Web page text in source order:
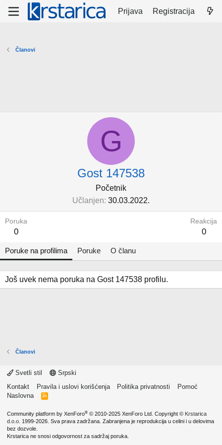
Prijava Registracija
Članovi
G
Gost 147538
Početnik
Učlanjen 30.03.2022.
Poruka
0
Reakcija
0
Poruke na profilima Poruke O članu
Još uvek nema poruka na Gost 147538 profilu.
Članovi
Svetli stil
Srpski
Kontakt
Pravila i uslovi korišćenja Politika privatnosti
Pomoć
Naslovna
R
Community platform by XenForo® © 2010-2025 XenForo Ltd. Copyright © Krstarica
d.o.o. 1999-2026. Sva prava zadržana. Zabranjena je reprodukcija u celini i u delovima
bez dozvole.
Krstarica ne snosi odgovornost za sadržaj poruka.